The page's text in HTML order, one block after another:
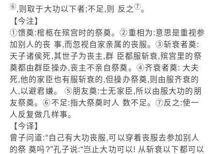
⑥,则取于大功以下者;不足,则 反之⑦。
【今注】
①馈奠:棺柩在殡宫时的祭奠。②重相为:意思是重视参
加别人的丧 事,而忽视自家亲属的丧服。③斩衰者奠:
天子诸侯死,其世子为丧主,群 臣都服斩衰,殡宫里的祭
奠都由群臣操办,丧主不亲自祭奠。④齐衰者奠: 大夫
死,他的家臣也有服斩衰的,但操办祭奠,则由服齐衰的
人,以避君嫌。 ⑤朋友奠:士无家臣,所以由服大功的朋
友祭奠。⑥不足:指大祭奠时人 数不足。⑦反之:使一
人反复做几样事。
【今译】
曾子问道:“自己有大功丧服,可以穿着丧服去参加别人
的祭 奠吗?”孔子说:“岂止大功可以! 从斩衰以下都可以